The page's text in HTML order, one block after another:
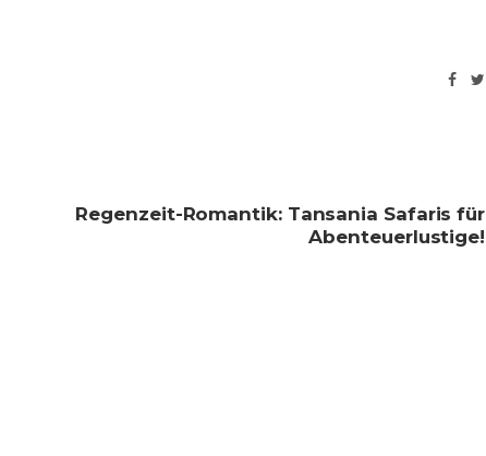
Regenzeit-Romantik: Tansania Safaris für
Abenteuerlustige!